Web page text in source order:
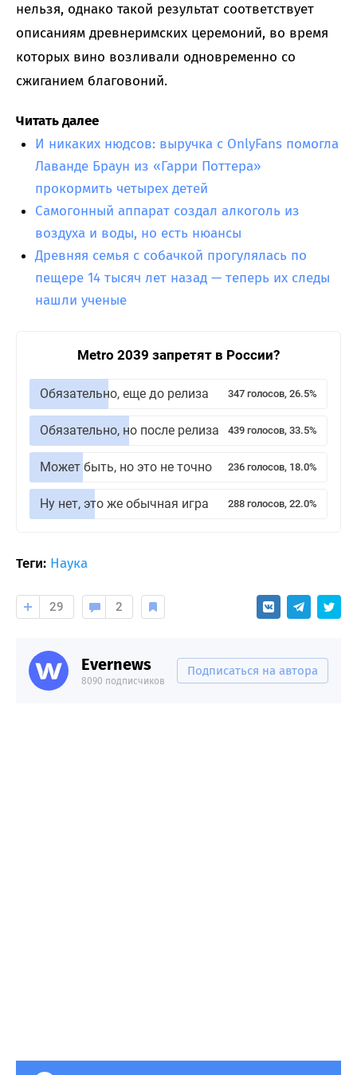
нельзя, однако такой результат соответствует
описаниям древнеримских церемоний, во время
которых вино возливали одновременно со
сжиганием благовоний.
Читать далее
И никаких нюдсов: выручка с OnlyFans помогла
Лаванде Браун из «Гарри Поттера»
прокормить четырех детей
Самогонный аппарат создал алкоголь из
воздуха и воды, но есть нюансы
Древняя семья с собачкой прогулялась по
пещере 14 тысяч лет назад — теперь их следы
нашли ученые
Metro 2039 запретят в России?
Обязательно, еще до релиза 347 голосов, 26.5%
Обязательно, но после релиза 439 голосов, 33.5%
Может быть, но это не точно 236 голосов, 18.0%
Ну нет, это же обычная игра 288 голосов, 22.0%
Теги: Наука
29 2
Evernews
8090 подписчиков
Подписаться на автора